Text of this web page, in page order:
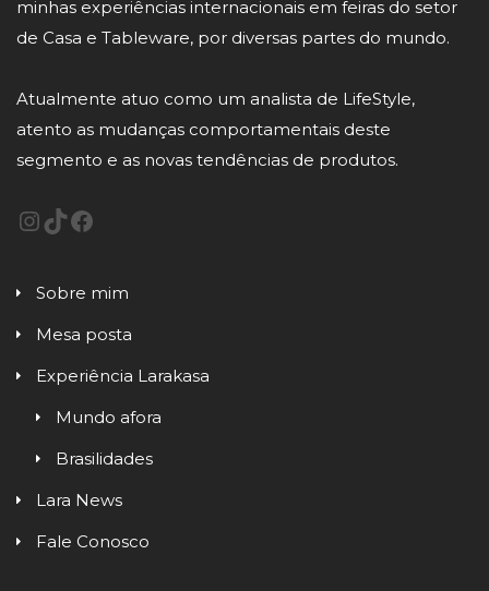
minhas experiências internacionais em feiras do setor
de Casa e Tableware, por diversas partes do mundo.
Atualmente atuo como um analista de LifeStyle,
atento as mudanças comportamentais deste
segmento e as novas tendências de produtos.
Sobre mim
Mesa posta
Experiência Larakasa
Mundo afora
Brasilidades
Lara News
Fale Conosco